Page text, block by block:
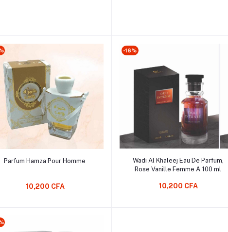
Ajouter au Panier
Parfum Hamza Pour Homme
10,200 CFA
-16%
Ajouter au Panier
Wadi Al Khaleej Eau De Parfum,
Rose Vanille Femme A 100 ml
10,200 CFA